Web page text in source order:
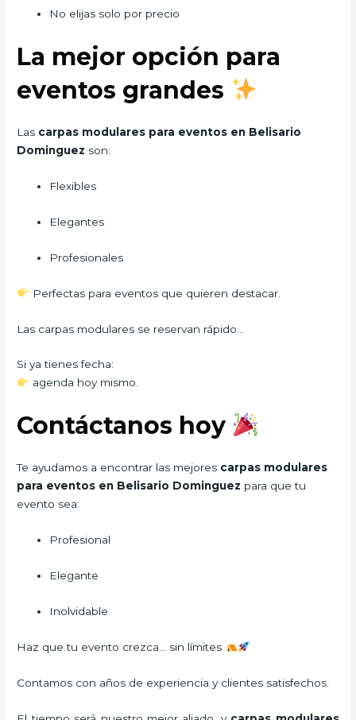
No elijas solo por precio
La mejor opción para
eventos grandes
Las carpas modulares para eventos en Belisario
Dominguez son:
Flexibles
Elegantes
Profesionales
Perfectas para eventos que quieren destacar.
Las carpas modulares se reservan rápido…
Si ya tienes fecha:
agenda hoy mismo.
Contáctanos hoy
Te ayudamos a encontrar las mejores carpas modulares
para eventos en Belisario Dominguez para que tu
evento sea:
Profesional
Elegante
Inolvidable
Haz que tu evento crezca… sin límites
Contamos con años de experiencia y clientes satisfechos.